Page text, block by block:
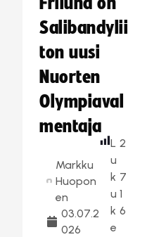
Salibandylii
ton uusi
Nuorten
Olympiaval
mentaja
Markku
Huopon
en
03.07.2
026
L
u
k
u
k
e
2
7
1
6